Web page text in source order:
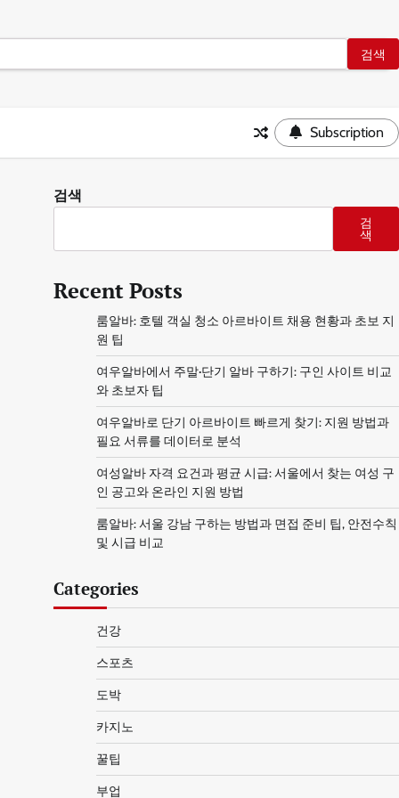
Subscription
검색
검
색
Recent Posts
룸알바: 호텔 객실 청소 아르바이트 채용 현황과 초보 지
원 팁
여우알바에서 주말·단기 알바 구하기: 구인 사이트 비교
와 초보자 팁
여우알바로 단기 아르바이트 빠르게 찾기: 지원 방법과
필요 서류를 데이터로 분석
여성알바 자격 요건과 평균 시급: 서울에서 찾는 여성 구
인 공고와 온라인 지원 방법
룸알바: 서울 강남 구하는 방법과 면접 준비 팁, 안전수칙
및 시급 비교
Categories
건강
스포츠
도박
카지노
꿀팁
부업